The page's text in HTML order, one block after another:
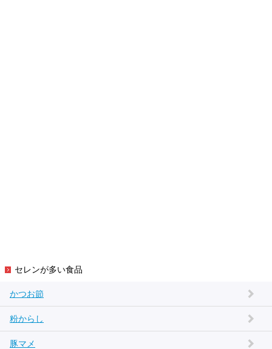
セレンが多い食品
かつお節
粉からし
豚マメ